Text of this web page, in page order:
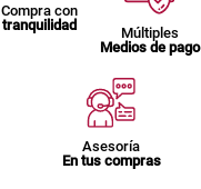
Compra con
tranquilidad
Múltiples
Medios de pago
Asesoría
En tus compras